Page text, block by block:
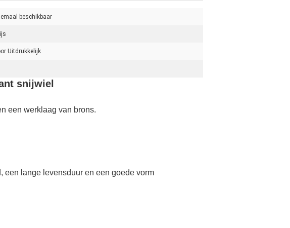
beschikbaar
Uitdrukkelijk
snijwiel
een werklaag van brons.
een lange levensduur en een goede vorm